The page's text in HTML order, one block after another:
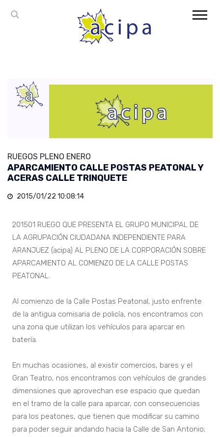
RUEGOS PLENO ENERO
APARCAMIENTO CALLE POSTAS PEATONAL Y
ACERAS CALLE TRINQUETE
2015/01/22 10:08:14
201501 RUEGO QUE PRESENTA EL GRUPO MUNICIPAL DE
LA AGRUPACIÓN CIUDADANA INDEPENDIENTE PARA
ARANJUEZ (acipa) AL PLENO DE LA CORPORACIÓN SOBRE
APARCAMIENTO AL COMIENZO DE LA CALLE POSTAS
PEATONAL.
Al comienzo de la Calle Postas Peatonal, justo enfrente
de la antigua comisaria de policía, nos encontramos con
una zona que utilizan los vehículos para aparcar en
batería.
En muchas ocasiones, al existir comercios, bares y el
Gran Teatro, nos encontramos con vehículos de grandes
dimensiones que aprovechan ese espacio que quedan
en el tramo de la calle para aparcar, con consecuencias
para los peatones, que tienen que modificar su camino
para poder seguir andando hacia la Calle de San Antonio;